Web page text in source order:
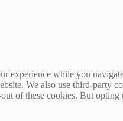
experience while you
We also use third-party
of these cookies. But